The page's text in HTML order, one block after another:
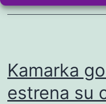
puede
Kamarka
estrena su